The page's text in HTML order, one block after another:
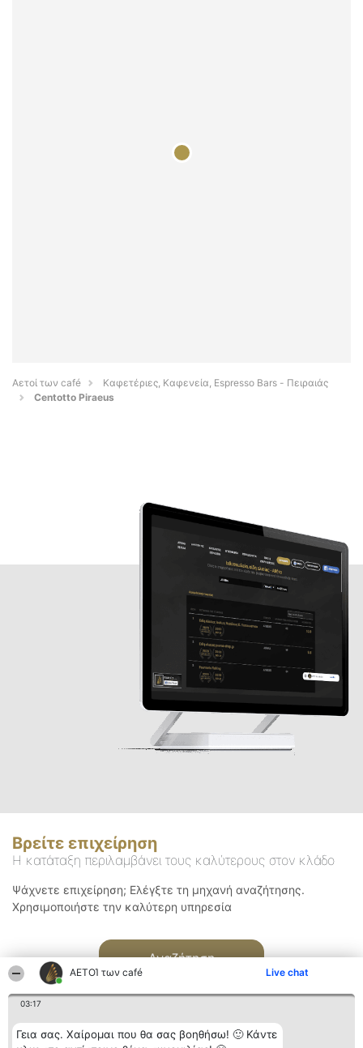
ΑΕΤΟΊ των café Live chat
03:17
Γεια σας. Χαίρομαι που θα σας βοηθήσω! 🙂 Κάντε
Αετοί των café
Καφετέριες, Καφενεία, Espresso Bars - Πειραιάς
Centotto Piraeus
Βρείτε επιχείρηση
Η κατάταξη περιλαμβάνει τους καλύτερους στον κλάδο
Ψάχνετε επιχείρηση; Ελέγξτε τη μηχανή αναζήτησης.
Χρησιμοποιήστε την καλύτερη υπηρεσία
Αναζήτηση